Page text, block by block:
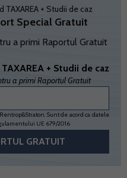
Special Gratuit
a primi Raportul Gratuit
+ Studii de caz
a primi Raportul Gratuit
Sunt de acord ca datele
UE 679/2016